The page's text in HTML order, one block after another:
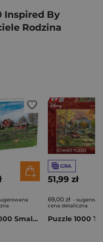
Inspired By
Rodzina
Puzzle 1000 Smaland 58670
GRA
51,99 zł
69,00 zł -
cena detaliczna